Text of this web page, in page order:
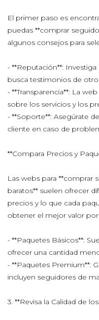
El primer paso es
puedas **comprar
algunos consejos para
- **Reputación**:
busca testimonios de
- **Transparencia**: La
sobre los servicios y los
- **Soporte**: Asegúrate
cliente en caso de
**Compara Precios y
Las webs para **comprar
baratos** suelen ofrecer
precios y lo que cada
obtener el mejor valor
- **Paquetes Básicos**:
ofrecer una cantidad
- **Paquetes Premium**:
incluyen seguidores de
3. **Revisa la Calidad de